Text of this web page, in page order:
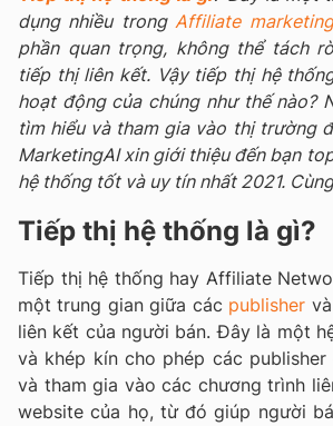
dụng nhiều trongAffiliate marketing
phần quan trọng, không thể tách
tiếp thị liên kết. Vậy tiếp thị hệ
hoạt động của chúng như thế nào?
tìm hiểu và tham gia vào thị trường
MarketingAI xin giới thiệu đến bạn
hệ thống tốt và uy tín nhất 2021.
Tiếp thị hệ thống là gì?
Tiếp thị hệ thống hay Affiliate
một trung gian giữa các publisher
liên kết của người bán. Đây là một
và khép kín cho phép các
và tham gia vào các chương trình
website của họ, từ đó giúp người